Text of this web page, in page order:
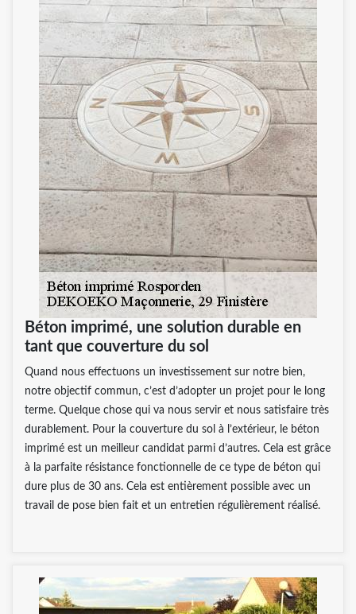
Béton imprimé, une solution durable en
tant que couverture du sol
Quand nous effectuons un investissement sur notre bien,
notre objectif commun, c’est d’adopter un projet pour le long
terme. Quelque chose qui va nous servir et nous satisfaire très
durablement. Pour la couverture du sol à l’extérieur, le béton
imprimé est un meilleur candidat parmi d’autres. Cela est grâce
à la parfaite résistance fonctionnelle de ce type de béton qui
dure plus de 30 ans. Cela est entièrement possible avec un
travail de pose bien fait et un entretien régulièrement réalisé.